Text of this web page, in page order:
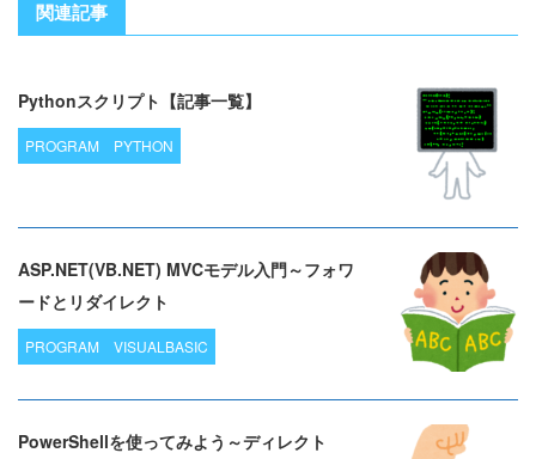
関連記事
Pythonスクリプト【記事一覧】
PROGRAM PYTHON
ASP.NET(VB.NET) MVCモデル入門～フォワ
ードとリダイレクト
PROGRAM VISUALBASIC
PowerShellを使ってみよう～ディレクト